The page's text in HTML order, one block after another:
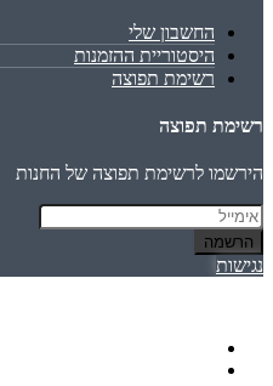
החשבון שלי
היסטוריית ההזמנות
רשימת תפוצה
רשימת תפוצה
הירשמו לרשימת תפוצה של החנות
הרשמה
נגישות